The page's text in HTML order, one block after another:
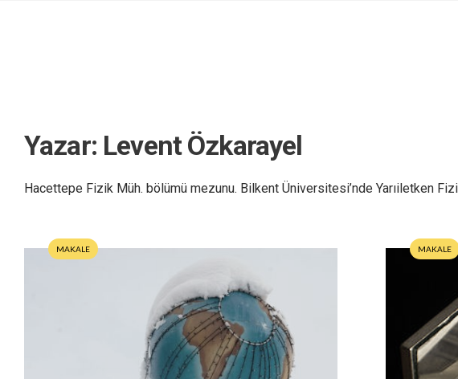
Yazar: Levent Özkarayel
Hacettepe Fizik Müh. bölümü mezunu. Bilkent Üniversitesi’nde Yarıiletken
MAKALE MAKALE